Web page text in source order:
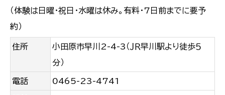
（体験は日曜・祝日・水曜は休み。有料・7日前までに要予
約）
住所
小田原市早川2-4-3（ＪＲ早川駅より徒歩５
分）
電話 0465-23-4741